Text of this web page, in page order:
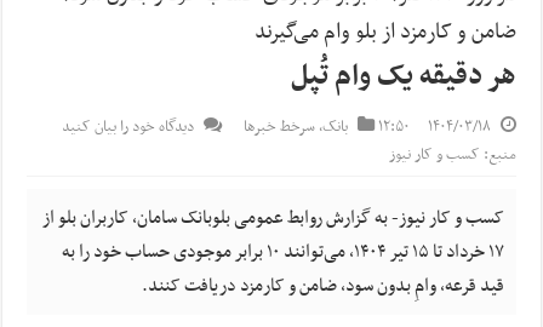
ضامن و کارمزد از بلو وام می‌گیرند
هر دقیقه یک وام تُپل
۱۴۰۴/۰۳/۱۸ ۱۲:۵۰ بانک,سرخط خبرها
دیدگاه خود را بیان کنید
منبع: کسب و کار نیوز
کسب و کار نیوز- به گزارش روابط عمومی بلوبانک سامان، کاربران بلو از
۱۷ خرداد تا ۱۵ تیر ۱۴۰۴، می‌توانند ۱۰ برابر موجودی حساب خود را به
قید قرعه، وامِ بدون سود، ضامن و کارمزد دریافت کنند.